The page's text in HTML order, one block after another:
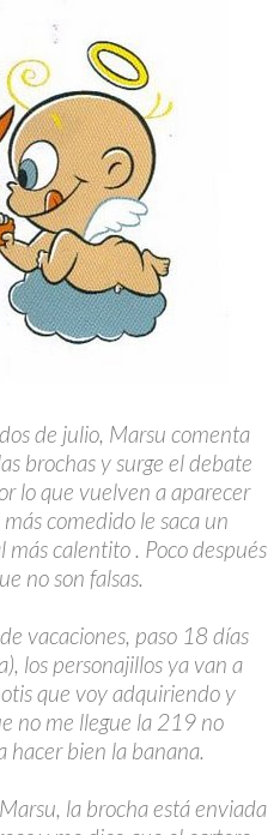
de julio, Marsu comenta
brochas y surge el debate
lo que vuelven a aparecer
comedido le saca un
calentito . Poco después
no son falsas.
vacaciones, paso 18 días
los personajillos ya van a
que voy adquiriendo y
no me llegue la 219 no
hacer bien la banana.
la brocha está enviada